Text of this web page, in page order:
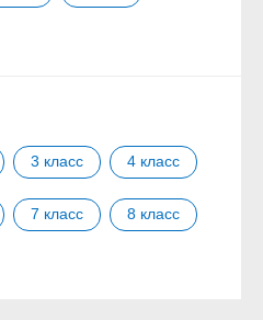
3 класс 4 класс
7 класс 8 класс